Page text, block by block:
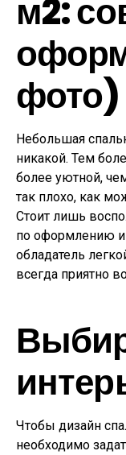
м2:
фото)
Небольшая
никакой. Тем
более уютной,
так плохо, как
Стоит лишь
по оформлению и
обладатель
всегда приятно
Чтобы дизайн
необходимо